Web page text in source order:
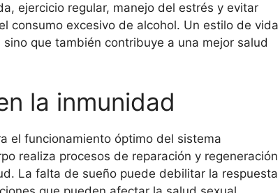
ejercicio regular, manejo del estrés y evitar
consumo excesivo de alcohol. Un estilo de vida
que también contribuye a una mejor salud
la inmunidad
el funcionamiento óptimo del sistema
realiza procesos de reparación y regeneración
La falta de sueño puede debilitar la respuesta